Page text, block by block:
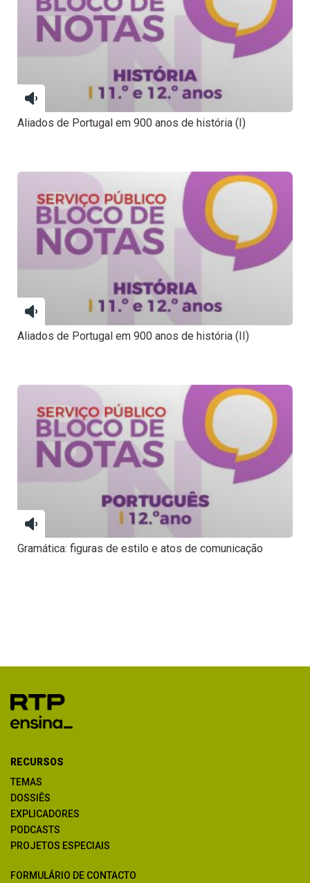
Aliados de Portugal em 900 anos de história (I)
Aliados de Portugal em 900 anos de história (II)
Gramática: figuras de estilo e atos de comunicação
RECURSOS
TEMAS
DOSSIÊS
EXPLICADORES
PODCASTS
PROJETOS ESPECIAIS
FORMULÁRIO DE CONTACTO